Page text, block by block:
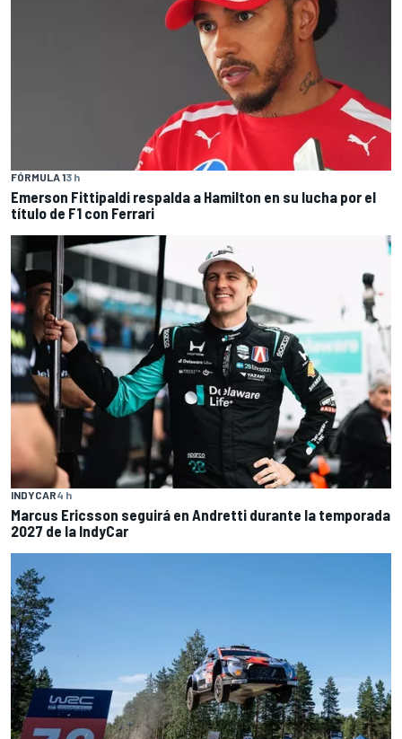
FÓRMULA 13 h
Emerson Fittipaldi respalda a Hamilton en su lucha por el
título de F1 con Ferrari
INDYCAR4 h
Marcus Ericsson seguirá en Andretti durante la temporada
2027 de la IndyCar